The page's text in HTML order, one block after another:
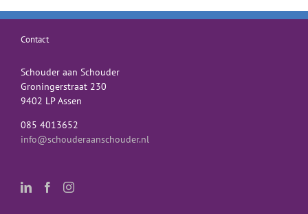
Contact
Schouder aan Schouder
Groningerstraat 230
9402 LP Assen
085 4013652
info@schouderaanschouder.nl